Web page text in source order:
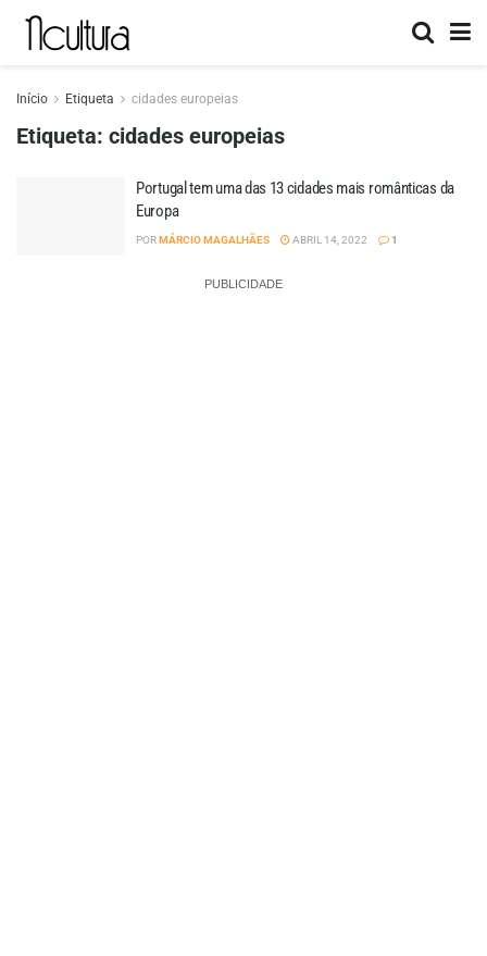
Início Etiqueta cidades europeias
Etiqueta: cidades europeias
Portugal tem uma das 13 cidades mais românticas da
Europa
PORMÁRCIO MAGALHÃES ABRIL 14, 2022 1
PUBLICIDADE